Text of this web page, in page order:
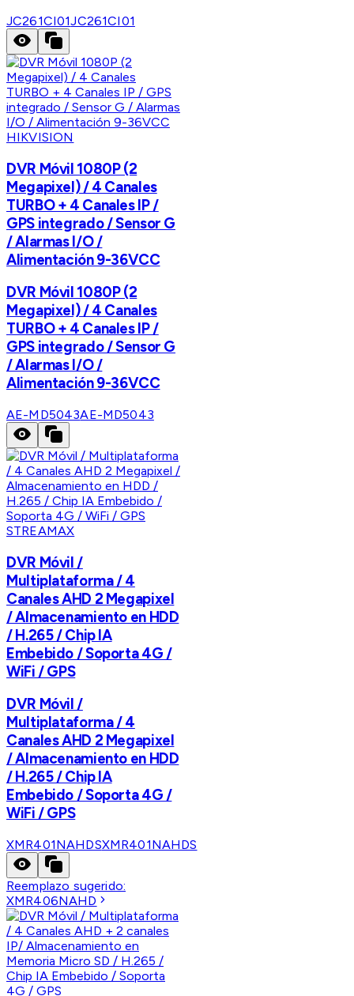
JC261CI01JC261CI01
HIKVISION
DVR Móvil 1080P (2
Megapixel) / 4 Canales
TURBO + 4 Canales IP /
GPS integrado / Sensor G
/ Alarmas I/O /
Alimentación 9-36VCC
DVR Móvil 1080P (2
Megapixel) / 4 Canales
TURBO + 4 Canales IP /
GPS integrado / Sensor G
/ Alarmas I/O /
Alimentación 9-36VCC
AE-MD5043AE-MD5043
STREAMAX
DVR Móvil /
Multiplataforma / 4
Canales AHD 2 Megapixel
/ Almacenamiento en HDD
/ H.265 / Chip IA
Embebido / Soporta 4G /
WiFi / GPS
DVR Móvil /
Multiplataforma / 4
Canales AHD 2 Megapixel
/ Almacenamiento en HDD
/ H.265 / Chip IA
Embebido / Soporta 4G /
WiFi / GPS
XMR401NAHDSXMR401NAHDS
Reemplazo sugerido:
XMR406NAHD